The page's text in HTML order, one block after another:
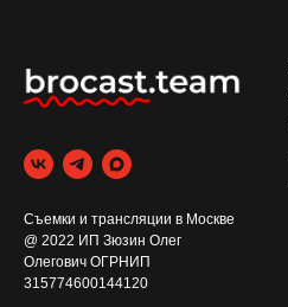
Съемки и трансляции в Москве
@ 2022 ИП Зюзин Олег
Олегович ОГРНИП
315774600144120